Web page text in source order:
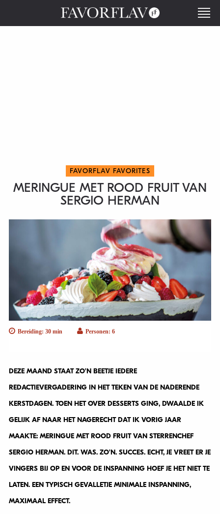
FAVORFLAV FAVORITES
MERINGUE MET ROOD FRUIT VAN
SERGIO HERMAN
Bereiding: 30 min Personen: 6
DEZE MAAND STAAT ZO’N BEETJE IEDERE
REDACTIEVERGADERING IN HET TEKEN VAN DE NADERENDE
KERSTDAGEN. TOEN HET OVER DESSERTS GING, DWAALDE IK
GELIJK AF NAAR HET NAGERECHT DAT IK VORIG JAAR
MAAKTE: MERINGUE MET ROOD FRUIT VAN STERRENCHEF
SERGIO HERMAN. DIT. WAS. ZO’N. SUCCES. ECHT, JE VREET ER JE
VINGERS BIJ OP EN VOOR DE INSPANNING HOEF JE HET NIET TE
LATEN. EEN TYPISCH GEVALLETJE MINIMALE INSPANNING,
MAXIMAAL EFFECT.